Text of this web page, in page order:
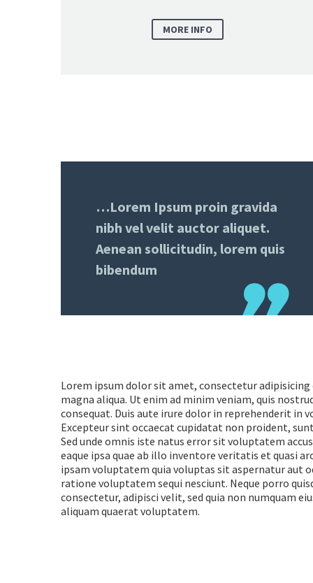
MORE INFO
…Lorem Ipsum proin gravida
nibh vel velit auctor aliquet.
Aenean sollicitudin, lorem quis
bibendum
Lorem ipsum dolor sit amet, consectetur
magna aliqua. Ut enim ad minim veniam, quis
consequat. Duis aute irure dolor in reprehenderit
Excepteur sint occaecat cupidatat non proident,
Sed unde omnis iste natus error sit voluptatem
eaque ipsa quae ab illo inventore veritatis et quasi
ipsam voluptatem quia voluptas sit aspernatur aut
ratione voluptatem sequi nesciunt. Neque porro
consectetur, adipisci velit, sed quia non numquam
aliquam quaerat voluptatem.